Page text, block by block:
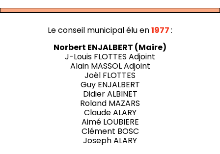
Le conseil municipal élu en1977:
Norbert ENJALBERT (Maire)
J-Louis FLOTTES Adjoint
Alain MASSOL Adjoint
Joël FLOTTES
Guy ENJALBERT
Didier ALBINET
Roland MAZARS
Claude ALARY
Aimé LOUBIERE
Clément BOSC
Joseph ALARY